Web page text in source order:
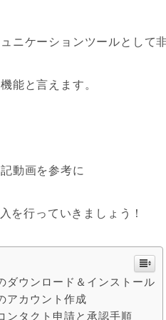
ニケーションツールとして
能と言えます。
動画を参考に
を行っていきましょう！
ダウンロード＆インストール
アカウント作成
ンタクト申請と承認手順